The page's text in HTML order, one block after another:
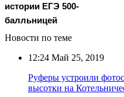
истории ЕГЭ 500-
балльницей
Новости по теме
12:24 Май 25, 2019
Руферы устроили
высотки на